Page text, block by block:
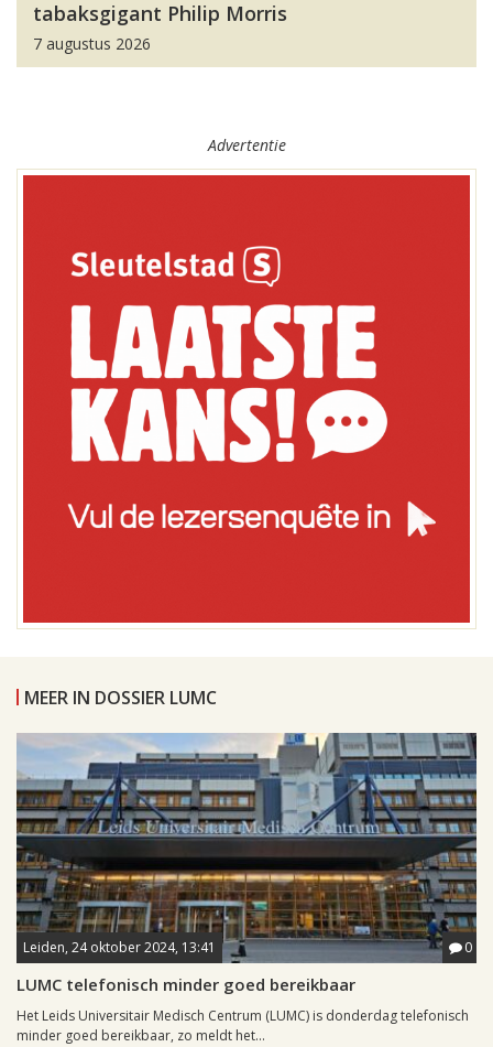
tabaksgigant Philip Morris
7 augustus 2026
Advertentie
MEER IN DOSSIER LUMC
Leiden, 24 oktober 2024, 13:41 0
LUMC telefonisch minder goed bereikbaar
Het Leids Universitair Medisch Centrum (LUMC) is donderdag telefonisch
minder goed bereikbaar, zo meldt het...